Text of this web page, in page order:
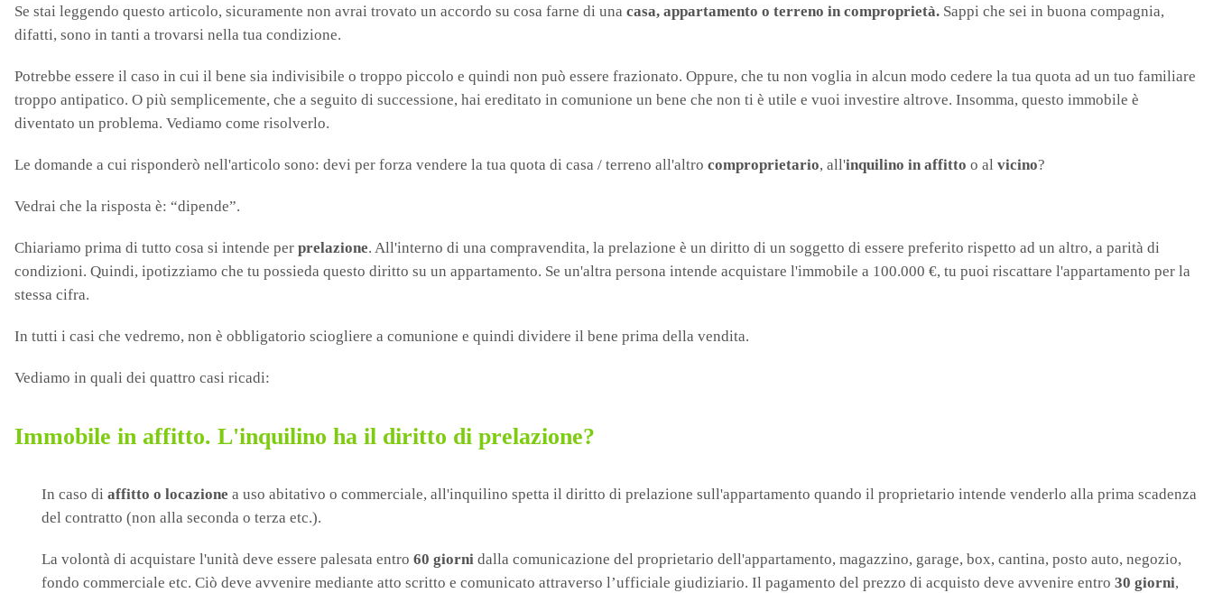
Se stai leggendo questo articolo, sicuramente non avrai trovato un accordo su cosa farne di una casa, appartamento o terreno in comproprietà. Sappi che sei in buona compagnia,
difatti, sono in tanti a trovarsi nella tua condizione.
Potrebbe essere il caso in cui il bene sia indivisibile o troppo piccolo e quindi non può essere frazionato. Oppure, che tu non voglia in alcun modo cedere la tua quota ad un tuo familiare
troppo antipatico. O più semplicemente, che a seguito di successione, hai ereditato in comunione un bene che non ti è utile e vuoi investire altrove. Insomma, questo immobile è
diventato un problema. Vediamo come risolverlo.
Le domande a cui risponderò nell'articolo sono: devi per forza vendere la tua quota di casa / terreno all'altro comproprietario, all'inquilino in affitto o al vicino?
Vedrai che la risposta è: “dipende”.
Chiariamo prima di tutto cosa si intende per prelazione. All'interno di una compravendita, la prelazione è un diritto di un soggetto di essere preferito rispetto ad un altro, a parità di
condizioni. Quindi, ipotizziamo che tu possieda questo diritto su un appartamento. Se un'altra persona intende acquistare l'immobile a 100.000 €, tu puoi riscattare l'appartamento per la
stessa cifra.
In tutti i casi che vedremo, non è obbligatorio sciogliere a comunione e quindi dividere il bene prima della vendita.
Vediamo in quali dei quattro casi ricadi:
Immobile in affitto. L'inquilino ha il diritto di prelazione?
In caso di affitto o locazione a uso abitativo o commerciale, all'inquilino spetta il diritto di prelazione sull'appartamento quando il proprietario intende venderlo alla prima scadenza
del contratto (non alla seconda o terza etc.).
La volontà di acquistare l'unità deve essere palesata entro 60 giorni dalla comunicazione del proprietario dell'appartamento, magazzino, garage, box, cantina, posto auto, negozio,
fondo commerciale etc. Ciò deve avvenire mediante atto scritto e comunicato attraverso l’ufficiale giudiziario. Il pagamento del prezzo di acquisto deve avvenire entro 30 giorni,